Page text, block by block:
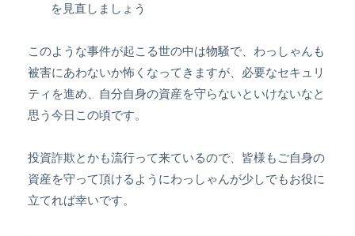
を見直しましょう
このような事件が起こる世の中は物騒で、わっしゃんも
被害にあわないか怖くなってきますが、必要なセキュリ
ティを進め、自分自身の資産を守らないといけないなと
思う今日この頃です。
投資詐欺とかも流行って来ているので、皆様もご自身の
資産を守って頂けるようにわっしゃんが少しでもお役に
立てれば幸いです。